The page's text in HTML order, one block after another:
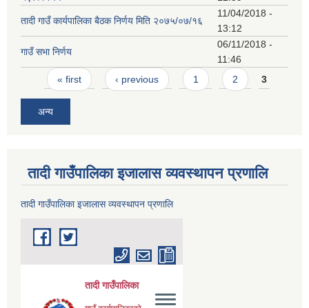
तादी गाउँ कार्यपालिका बैठक निर्णय मिति २०७५/०७/१६
11/04/2018 -
13:12
गाउँ सभा निर्णय
06/11/2018 -
11:46
Pages
« first ‹ previous 1 2 3
अन्य
तादी गाउँपालिका इजालास व्यवस्थापन प्रणालि
तादी गाउँपालिका इजालास व्यवस्थापन प्रणालि